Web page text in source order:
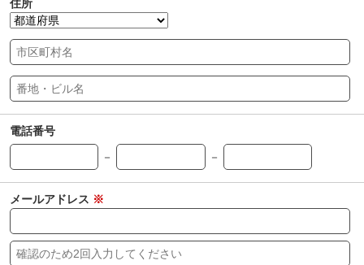
住所
電話番号
－
－
メールアドレス ※